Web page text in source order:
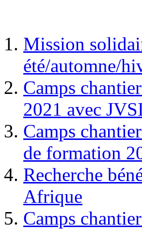
Mission
été/automne/
Camps
2021 avec
Camps
de formation
Recherche
Afrique
Camps